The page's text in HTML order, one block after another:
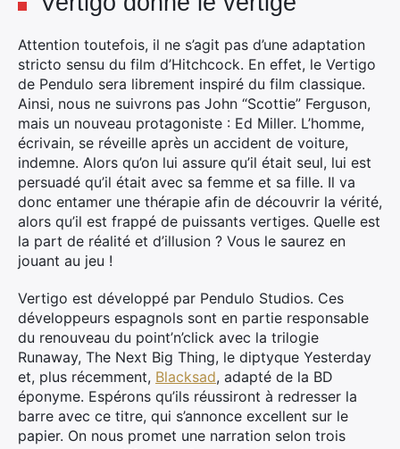
Attention toutefois, il ne s’agit pas d’une adaptation
stricto sensu du film d’Hitchcock. En effet, le Vertigo
de Pendulo sera librement inspiré du film classique.
Ainsi, nous ne suivrons pas John “Scottie” Ferguson,
mais un nouveau protagoniste : Ed Miller. L’homme,
écrivain, se réveille après un accident de voiture,
indemne. Alors qu’on lui assure qu’il était seul, lui est
persuadé qu’il était avec sa femme et sa fille. Il va
donc entamer une thérapie afin de découvrir la vérité,
alors qu’il est frappé de puissants vertiges. Quelle est
la part de réalité et d’illusion ? Vous le saurez en
jouant au jeu !
Vertigo est développé par Pendulo Studios. Ces
développeurs espagnols sont en partie responsable
du renouveau du point’n’click avec la trilogie
Runaway, The Next Big Thing, le diptyque Yesterday
et, plus récemment, Blacksad, adapté de la BD
éponyme. Espérons qu’ils réussiront à redresser la
barre avec ce titre, qui s’annonce excellent sur le
papier. On nous promet une narration selon trois